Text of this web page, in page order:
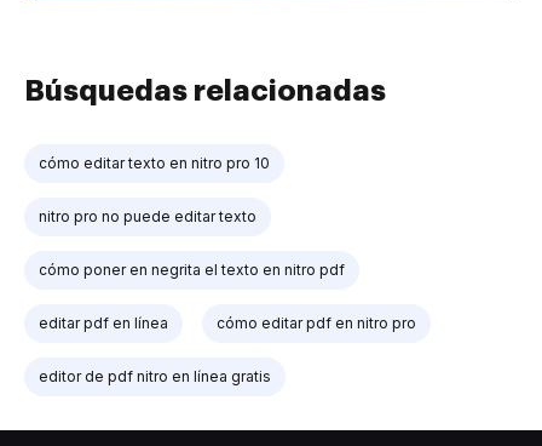
Búsquedas relacionadas
cómo editar texto en nitro pro 10
nitro pro no puede editar texto
cómo poner en negrita el texto en nitro pdf
editar pdf en línea cómo editar pdf en nitro pro
editor de pdf nitro en línea gratis